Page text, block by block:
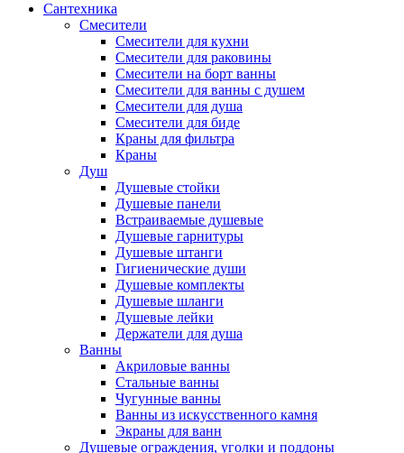
Сантехника
Смесители
Смесители для кухни
Смесители для раковины
Смесители на борт ванны
Смесители для ванны с душем
Смесители для душа
Смесители для биде
Краны для фильтра
Краны
Душ
Душевые стойки
Душевые панели
Встраиваемые душевые
Душевые гарнитуры
Душевые штанги
Гигиенические души
Душевые комплекты
Душевые шланги
Душевые лейки
Держатели для душа
Ванны
Акриловые ванны
Стальные ванны
Чугунные ванны
Ванны из искусственного камня
Экраны для ванн
Душевые ограждения, уголки и поддоны